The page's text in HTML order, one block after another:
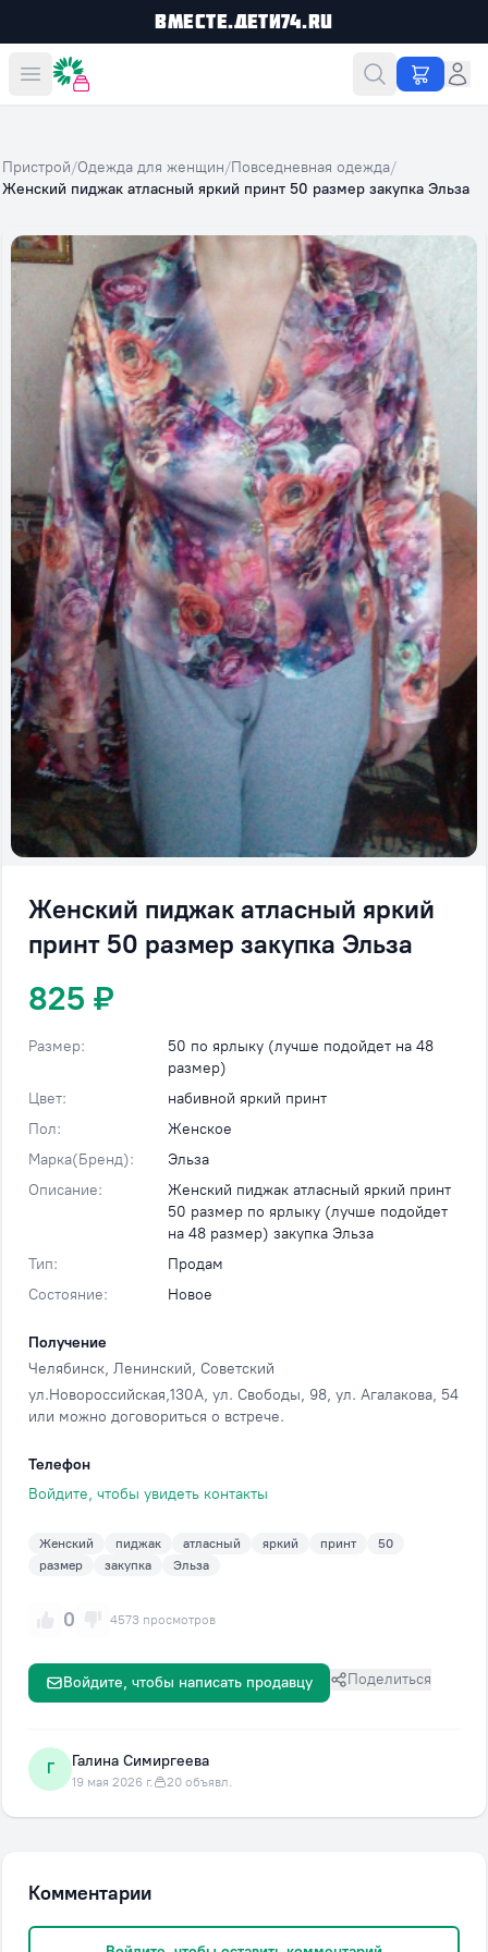
Вместе.Дети74.ru
Вместе дешевле
Пристрой/Одежда для женщин/Повседневная одежда/
Женский пиджак атласный яркий принт 50 размер закупка Эльза
Женский пиджак атласный яркий
принт 50 размер закупка Эльза
825 ₽
Размер:
50 по ярлыку (лучше подойдет на 48
размер)
Цвет:
набивной яркий принт
Пол:
Женское
Марка(Бренд):
Эльза
Описание:
Женский пиджак атласный яркий принт
50 размер по ярлыку (лучше подойдет
на 48 размер) закупка Эльза
Тип:
Продам
Состояние:
Новое
Получение
Челябинск, Ленинский, Советский
ул.Новороссийская,130А, ул. Свободы, 98, ул. Агалакова, 54
или можно договориться о встрече.
Телефон
Войдите, чтобы увидеть контакты
Женский пиджак атласный яркий принт
50
размер
закупка Эльза
0 4573 просмотров
Поделиться
Войдите, чтобы написать продавцу
Г Галина Симиргеева
19 мая 2026 г. 20 объявл.
Комментарии